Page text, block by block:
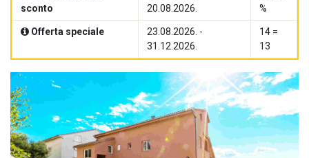
sconto
20.08.2026.
%
Offerta speciale
23.08.2026. -
31.12.2026.
14 =
13